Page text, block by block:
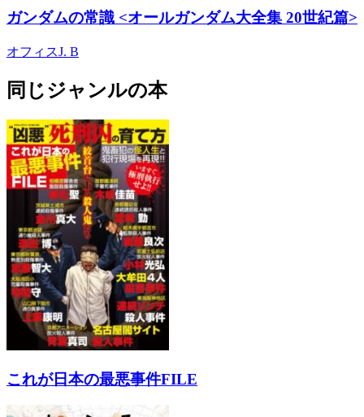
ガンダムの常識 <オールガンダム大全集 20世紀篇>
オフィスJ. B
同じジャンルの本
これが日本の最悪事件FILE